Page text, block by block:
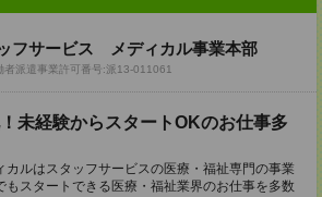
フサービス メディカル事業本部
者派遣事業許可番号:派13-011061
未経験からスタートOKのお仕事多
カルはスタッフサービスの医療・福祉専門の事業
もスタートできる医療・福祉業界のお仕事を多数